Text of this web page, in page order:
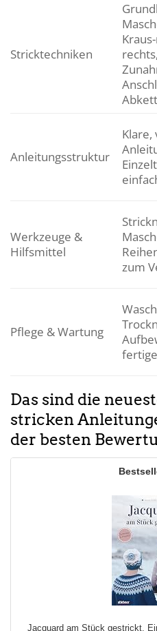
Stricktechniken
Anleitungsstruktur
Klare,
Werkzeuge &
Hilfsmittel
zum
Pflege & Wartung
Das sind die
stricken
der besten
Jacquard am Stück gestrickt.